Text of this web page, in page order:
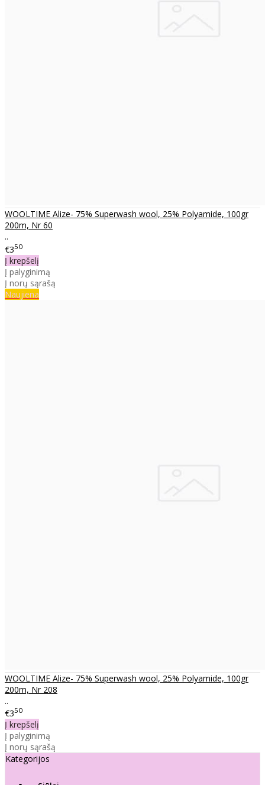
WOOLTIME Alize- 75% Superwash wool, 25% Polyamide, 100gr
200m, Nr 60
..
€350
Į krepšelį
Į palyginimą
Į norų sąrašą
Naujiena
WOOLTIME Alize- 75% Superwash wool, 25% Polyamide, 100gr
200m, Nr 208
..
€350
Į krepšelį
Į palyginimą
Į norų sąrašą
Kategorijos